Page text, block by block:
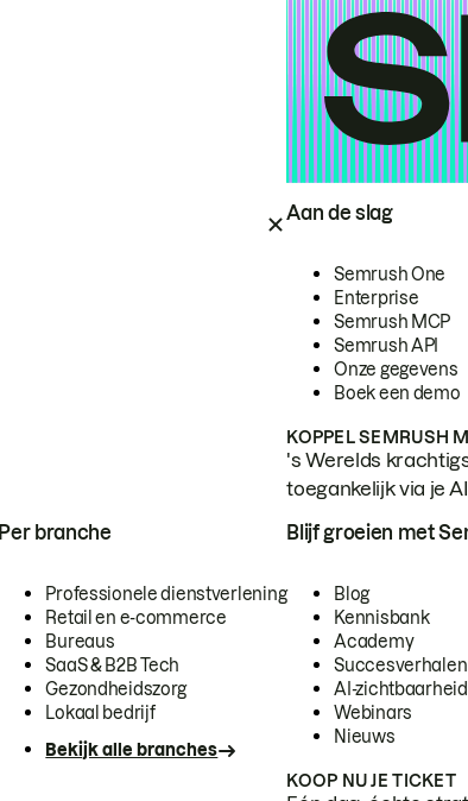
Aan de slag
Semrush One
Enterprise
Semrush MCP
Semrush API
Onze gegevens
Boek een demo
KOPPEL SEMRUSH
's Werelds
toegankelijk via je
Per branche
Professionele dienstverlening
Retail en e-commerce
Bureaus
SaaS & B2B Tech
Gezondheidszorg
Lokaal bedrijf
Bekijk alle branches
Blijf groeien met
Blog
Kennisbank
Academy
Succesverhalen
AI-
Webinars
Nieuws
KOOP NU JE TICKET